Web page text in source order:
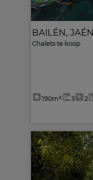
BAILÉN, JAÉN
Chalets te koop
190m² 3 2